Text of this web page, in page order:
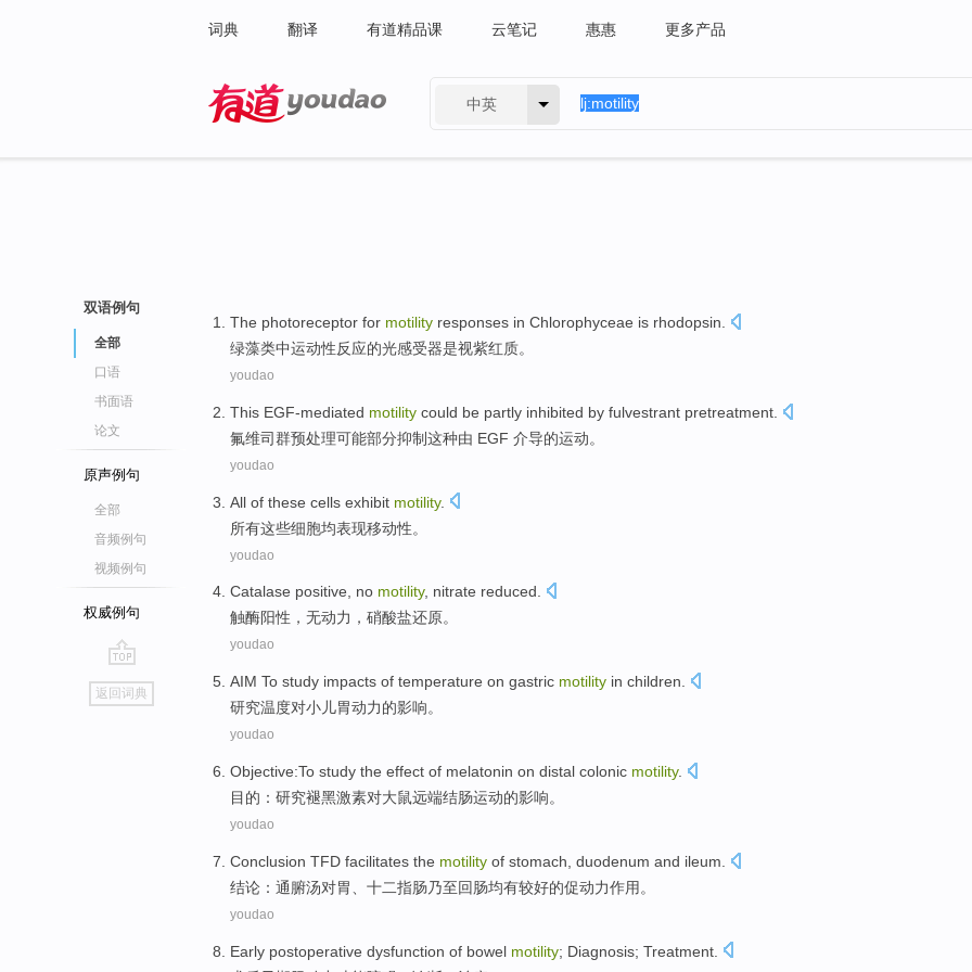
词典 翻译 有道精品课 云笔记 惠惠 更多产品
中英
双语例句
全部
口语
书面语
论文
原声例句
全部
音频例句
视频例句
权威例句
go
top
返回词典
The photoreceptor for motility responses in Chlorophyceae is rhodopsin
绿藻类中运动性反应的光感受器是视紫红质。
youdao
This EGF-mediated motility could be partly inhibited by fulvestrant pretreatment
氟维司群预处理可能部分抑制这种由 EGF 介导的运动。
youdao
All of these cells exhibit motility.
所有这些细胞均表现移动性。
youdao
Catalase positive, no motility, nitrate reduced.
触酶阳性 ， 无动力 ， 硝酸盐还原。
youdao
AIM To study impacts of temperature on gastric motility in children.
研究温度对小儿胃动力的影响。
youdao
Objective:To study the effect of melatonin on distal colonic motility.
目的 ： 研究褪黑激素对大鼠远端结肠运动的影响。
youdao
Conclusion TFD facilitates the motility of stomach duodenum and ileum
结论 ：通腑汤对胃 十二指肠乃至回肠均有较好的促动力作用。
youdao
Early postoperative dysfunction of bowel motility; Diagnosis; Treatment